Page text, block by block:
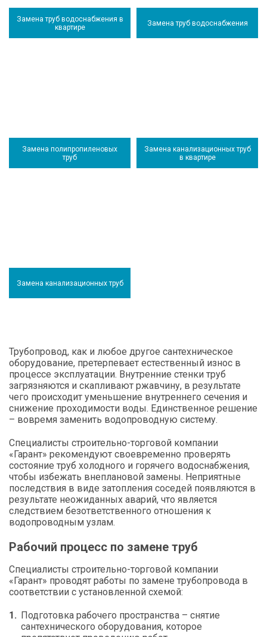
Замена труб водоснабжения в
квартире
Замена труб водоснабжения
Замена полипропиленовых
труб
Замена канализационных труб
в квартире
Замена канализационных труб
Трубопровод, как и любое другое сантехническое
оборудование, претерпевает естественный износ в
процессе эксплуатации. Внутренние стенки труб
загрязняются и скапливают ржавчину, в результате
чего происходит уменьшение внутреннего сечения и
снижение проходимости воды. Единственное решение
– вовремя заменить водопроводную систему.
Специалисты строительно-торговой компании
«Гарант» рекомендуют своевременно проверять
состояние труб холодного и горячего водоснабжения,
чтобы избежать внеплановой замены. Неприятные
последствия в виде затопления соседей появляются в
результате неожиданных аварий, что является
следствием безответственного отношения к
водопроводным узлам.
Рабочий процесс по замене труб
Специалисты строительно-торговой компании
«Гарант» проводят работы по замене трубопровода в
соответствии с установленной схемой:
Подготовка рабочего пространства – снятие
сантехнического оборудования, которое